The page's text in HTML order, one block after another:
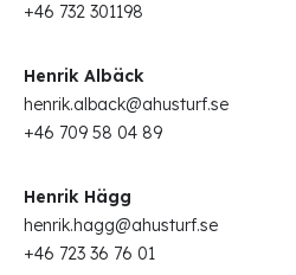
+46 732 301198
Henrik Albäck
henrik.alback@ahusturf.se
+46 709 58 04 89
Henrik Hägg
henrik.hagg@ahusturf.se
+46 723 36 76 01